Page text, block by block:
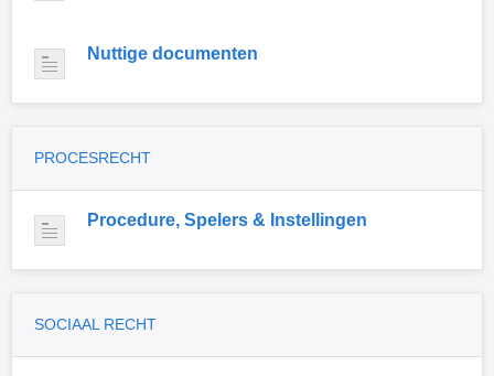
Nuttige documenten
PROCESRECHT
Procedure, Spelers & Instellingen
SOCIAAL RECHT